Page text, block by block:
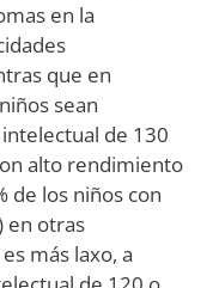
en la
que en
sean
de 130
alto rendimiento
de los niños con
en otras
más laxo, a